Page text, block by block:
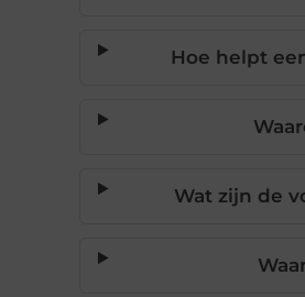
Hoe helpt
Wat zijn de